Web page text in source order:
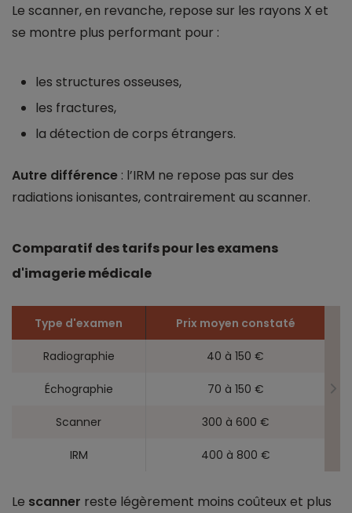
Le scanner, en revanche, repose sur les rayons X et
se montre plus performant pour :
les structures osseuses,
les fractures,
la détection de corps étrangers.
Autre différence : l’IRM ne repose pas sur des
radiations ionisantes, contrairement au scanner.
Comparatif des tarifs pour les examens
d'imagerie médicale
Type d'examen Prix moyen constaté
Radiographie 40 à 150 €
Échographie 70 à 150 €
Scanner 300 à 600 €
IRM 400 à 800 €
Le scanner reste légèrement moins coûteux et plus